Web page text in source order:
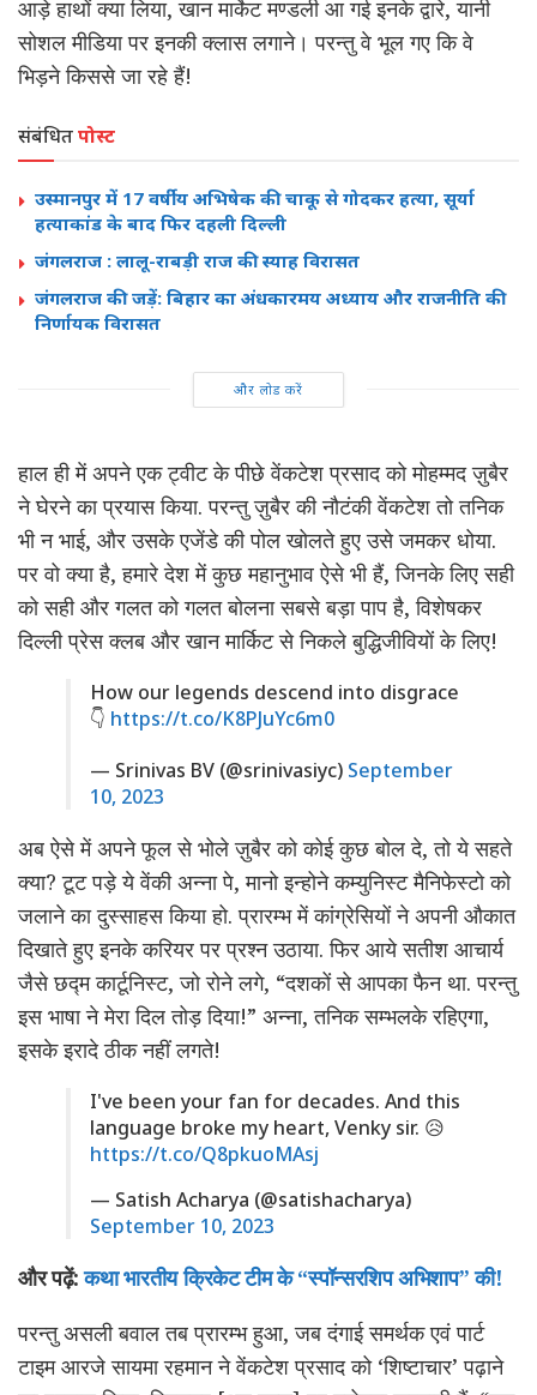
आड़े हाथों क्या लिया, खान मार्केट मण्डली आ गई इनके द्वारे, यानी
सोशल मीडिया पर इनकी क्लास लगाने। परन्तु वे भूल गए कि वे
भिड़ने किससे जा रहे हैं!
संबंधितपोस्ट
उस्मानपुर में 17 वर्षीय अभिषेक की चाकू से गोदकर हत्या, सूर्या
हत्याकांड के बाद फिर दहली दिल्ली
जंगलराज : लालू-राबड़ी राज की स्याह विरासत
जंगलराज की जड़ें: बिहार का अंधकारमय अध्याय और राजनीति की
निर्णायक विरासत
और लोड करें
हाल ही में अपने एक ट्वीट के पीछे वेंकटेश प्रसाद को मोहम्मद ज़ुबैर
ने घेरने का प्रयास किया. परन्तु ज़ुबैर की नौटंकी वेंकटेश तो तनिक
भी न भाई, और उसके एजेंडे की पोल खोलते हुए उसे जमकर धोया.
पर वो क्या है, हमारे देश में कुछ महानुभाव ऐसे भी हैं, जिनके लिए सही
को सही और गलत को गलत बोलना सबसे बड़ा पाप है, विशेषकर
दिल्ली प्रेस क्लब और खान मार्किट से निकले बुद्धिजीवियों के लिए!
How our legends descend into disgrace
👇 https://t.co/K8PJuYc6m0
— Srinivas BV (@srinivasiyc) September
10, 2023
अब ऐसे में अपने फूल से भोले ज़ुबैर को कोई कुछ बोल दे, तो ये सहते
क्या? टूट पड़े ये वेंकी अन्ना पे, मानो इन्होने कम्युनिस्ट मैनिफेस्टो को
जलाने का दुस्साहस किया हो. प्रारम्भ में कांग्रेसियों ने अपनी औकात
दिखाते हुए इनके करियर पर प्रश्न उठाया. फिर आये सतीश आचार्य
जैसे छद्म कार्टूनिस्ट, जो रोने लगे, “दशकों से आपका फैन था. परन्तु
इस भाषा ने मेरा दिल तोड़ दिया!” अन्ना, तनिक सम्भलके रहिएगा,
इसके इरादे ठीक नहीं लगते!
I've been your fan for decades. And this
language broke my heart, Venky sir. 😥
https://t.co/Q8pkuoMAsj
— Satish Acharya (@satishacharya)
September 10, 2023
और पढ़ें:कथा भारतीय क्रिकेट टीम के “स्पॉन्सरशिप अभिशाप” की!
परन्तु असली बवाल तब प्रारम्भ हुआ, जब दंगाई समर्थक एवं पार्ट
टाइम आरजे सायमा रहमान ने वेंकटेश प्रसाद को ‘शिष्टाचार’ पढ़ाने